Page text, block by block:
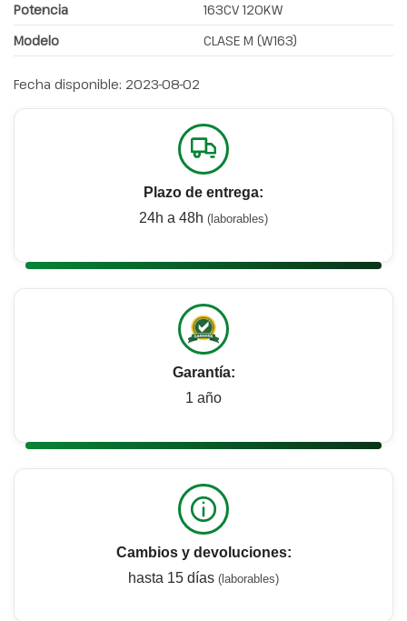
Potencia
163CV 120KW
Modelo
CLASE M (W163)
Fecha disponible: 2023-08-02
Plazo de entrega:
24h a 48h (laborables)
Garantía:
1 año
Cambios y devoluciones:
hasta 15 días (laborables)